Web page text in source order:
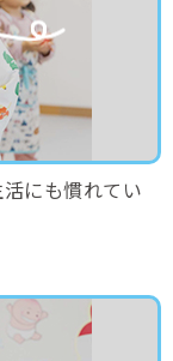
にも慣れてい